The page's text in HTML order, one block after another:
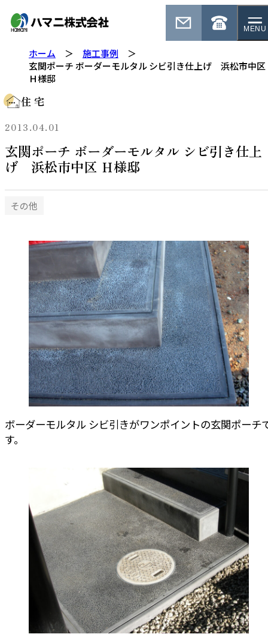
MENU
ホーム
施工事例
玄関ポーチ ボーダーモルタル シビ引き仕上げ 浜松市中区
Ｈ様邸
住 宅
玄関ポーチ ボーダーモルタル シビ引き仕上
げ 浜松市中区 Ｈ様邸
2013.04.01
その他
ボーダーモルタル シビ引きがワンポイントの玄関ポーチ
す。